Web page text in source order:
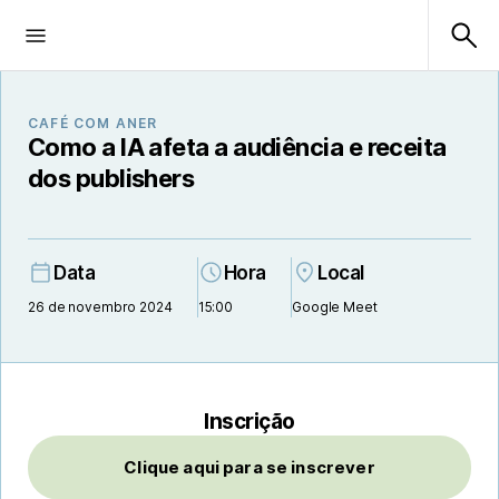
CAFÉ COM ANER
Como a IA afeta a audiência e receita
dos publishers
Data
26 de novembro 2024
Hora
15:00
Local
Google Meet
Inscrição
Clique aqui para se inscrever